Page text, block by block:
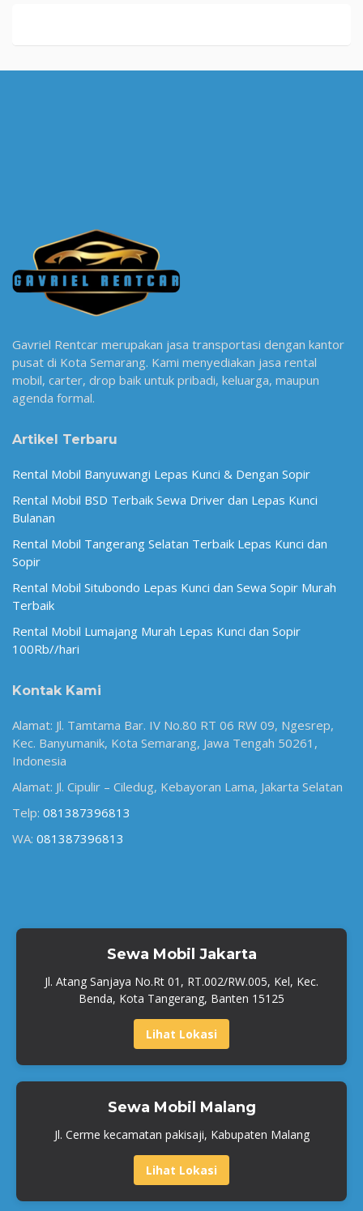
Gavriel Rentcar merupakan jasa transportasi dengan kantor
pusat di Kota Semarang. Kami menyediakan jasa rental
mobil, carter, drop baik untuk pribadi, keluarga, maupun
agenda formal.
Artikel Terbaru
Rental Mobil Banyuwangi Lepas Kunci & Dengan Sopir
Rental Mobil BSD Terbaik Sewa Driver dan Lepas Kunci
Bulanan
Rental Mobil Tangerang Selatan Terbaik Lepas Kunci dan
Sopir
Rental Mobil Situbondo Lepas Kunci dan Sewa Sopir Murah
Terbaik
Rental Mobil Lumajang Murah Lepas Kunci dan Sopir
100Rb//hari
Kontak Kami
Alamat: Jl. Tamtama Bar. IV No.80 RT 06 RW 09, Ngesrep,
Kec. Banyumanik, Kota Semarang, Jawa Tengah 50261,
Indonesia
Alamat: Jl. Cipulir – Ciledug, Kebayoran Lama, Jakarta Selatan
Telp: 081387396813
WA: 081387396813
Sewa Mobil Jakarta
Jl. Atang Sanjaya No.Rt 01, RT.002/RW.005, Kel, Kec.
Benda, Kota Tangerang, Banten 15125
Lihat Lokasi
Sewa Mobil Malang
Jl. Cerme kecamatan pakisaji, Kabupaten Malang
Lihat Lokasi